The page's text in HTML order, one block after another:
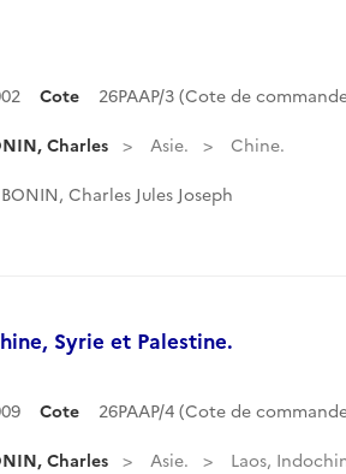
Cote 26PAAP/3 (Cote de
Charles Asie. Chine.
BONIN, Charles Jules Joseph
Syrie et Palestine.
Cote 26PAAP/4 (Cote de
Charles Asie. Laos,